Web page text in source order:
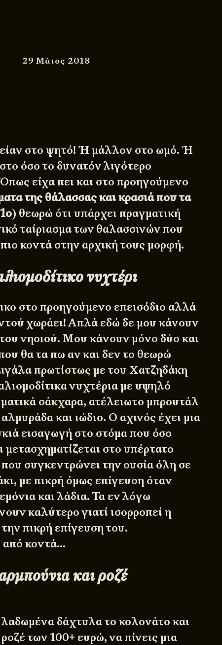
29 Μάιος 2018
στο ψητό! Ή μάλλον στο ωμό. Ή
όσο το δυνατόν λιγότερο
είχα πει και στο προηγούμενο
της θάλασσας και κρασιά που τα
) θεωρώ ότι υπάρχει πραγματική
ταίριασμα των θαλασσινών που
κοντά στην αρχική τους μορφή.
νυχτέρι
στο προηγούμενο επεισόδιο αλλά
χωράει! Απλά εδώ δε μου κάνουν
νησιού. Μου κάνουν μόνο δύο και
θα τα πω αν και δεν το θεωρώ
πρωτίστως με του Χατζηδάκη
νυχτέρια με υψηλό
σάκχαρα, ατέλειωτο μπρουτάλ
και ιώδιο. Ο αχινός έχει μια
εισαγωγή στο στόμα που όσο
μετασχηματίζεται στο υπέρτατο
συγκεντρώνει την ουσία όλη σε
με πικρή όμως επίγευση όταν
και λάδια. Τα εν λόγω
καλύτερο γιατί ισορροπεί η
πικρή επίγευση του.
από κοντά…
και ροζέ
δάχτυλα το κολονάτο και
των 100+ ευρώ, να πίνεις μια